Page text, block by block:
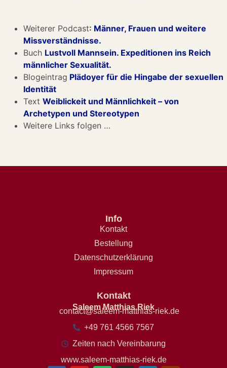
Weiterer Podcast: Männer, Frauen und weitere
Missverständnisse.
Buch Lustvoll Mannsein. Expeditionen ins Reich
männlicher Sexualität.
Blogeintrag Plädoyer für die Hingabe der sexuellen
Identität
Text Weiblickeit und Männlichkeit – von
Archetypen und Stereotypen
Weitere Links folgen …
Info
Kontakt
Bestellung
Datenschutzerklärung
Impressum
Kontakt
Saleem Matthias Riek
contact@saleem-matthias-riek.de
+49 761 4566 7567
Zeiten nach Vereinbarung
www.saleem-matthias-riek.de